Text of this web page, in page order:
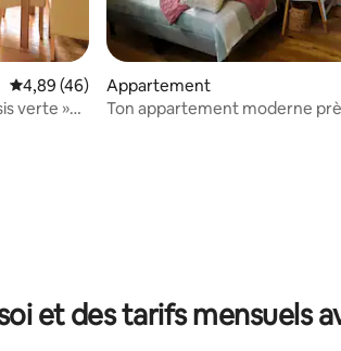
: 5 sur 5
Évaluation moyenne sur la base de 46
4,89 (46)
verte »
Appartement
Ton appartement moderne
et des tarifs mensuels